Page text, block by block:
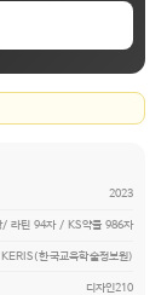
2023
/ 라틴 94자 / KS약물 986자
KERIS(한국교육학술정보원)
디자인210